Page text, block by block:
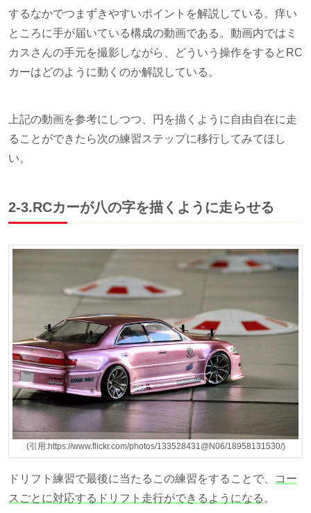
するなかでつまずきやすいポイントを解説している。痒い
ところに手が届いている構成の動画である。動画内ではミ
カスさんの手元を撮影しながら、どういう操作をするとRC
カーはどのように動くのか解説している。
上記の動画を参考にしつつ、円を描くように自由自在に走
ることができたら次の練習ステップに移行してみてほし
い。
2-3.RCカーが八の字を描くように走らせる
(引用:https://www.flickr.com/photos/133528431@N06/18958131530/)
ドリフト練習で最後に当たるこの練習をすることで、
コー
スごとに対応するドリフト走行ができるようになる。